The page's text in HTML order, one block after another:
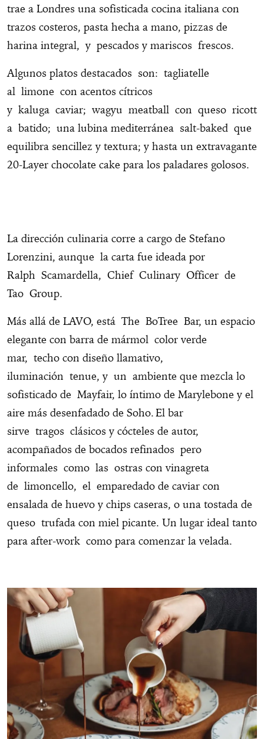
trae a Londres una sofisticada cocina italiana con
trazos costeros, pasta hecha a mano, pizzas de
harina integral, y pescados y mariscos frescos.
Algunos platos destacados son: tagliatelle
al limone con acentos cítricos
y kaluga caviar; wagyu meatball con queso ricott
a batido; una lubina mediterránea salt-baked que
equilibra sencillez y textura; y hasta un extravagante
20-Layer chocolate cake para los paladares golosos.
La dirección culinaria corre a cargo de Stefano
Lorenzini, aunque la carta fue ideada por
Ralph Scamardella, Chief Culinary Officer de
Tao Group.
Más allá de LAVO, está The BoTree Bar, un espacio
elegante con barra de mármol color verde
mar, techo con diseño llamativo,
iluminación tenue, y un ambiente que mezcla lo
sofisticado de Mayfair, lo íntimo de Marylebone y el
aire más desenfadado de Soho. El bar
sirve tragos clásicos y cócteles de autor,
acompañados de bocados refinados pero
informales como las ostras con vinagreta
de limoncello, el emparedado de caviar con
ensalada de huevo y chips caseras, o una tostada de
queso trufada con miel picante. Un lugar ideal tanto
para after-work como para comenzar la velada.